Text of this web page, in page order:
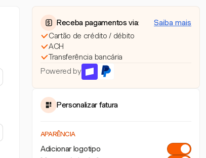
Receba pagamentos via:
Saiba mais
Cartão de crédito / débito
ACH
Transferência bancária
Powered by
Personalizar fatura
APARÊNCIA
Adicionar logotipo